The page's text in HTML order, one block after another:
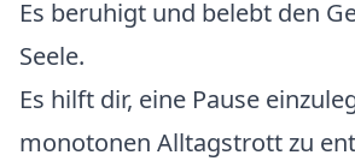
Es beruhigt und belebt den
Seele.
Es hilft dir, eine Pause
monotonen Alltagstrott zu